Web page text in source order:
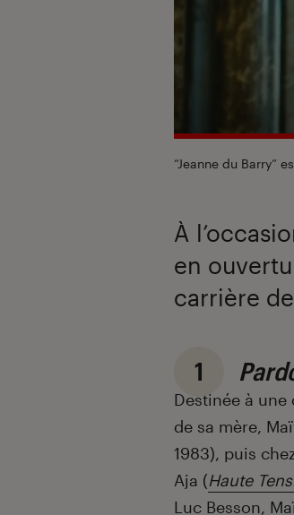
“Jeanne du Barry”
À
en
carrière
1
Destinée à une
de sa mère,
1983), puis
Aja (Haute
Luc Besson,